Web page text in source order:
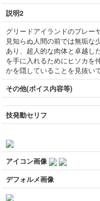
説明2
グリードアイランドのプレー
見知らぬ人間の前では無垢な
あり、超人的な肉体と卓越し
を手に入れるためにヒソカを
かを隠していることを見抜い
その他(ボイス内容等)
技発動セリフ
アイコン画像
デフォルメ画像